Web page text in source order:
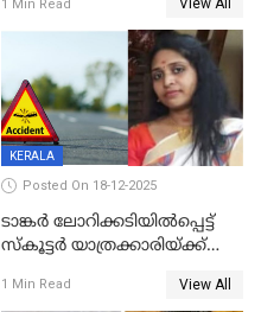
വാർഡിലെ എൽഡിഎഫ്
സ്ഥാനാർത്ഥി
1 Min Read View All
KERALA
Posted On 18-12-2025
ടാങ്കർ ലോറിക്കടിയിൽപ്പെട്ട്
സ്കൂട്ടർ യാത്രക്കാരിയ്ക്ക്
കണ്ടോത്ത് ദേശീയ പാതയിൽ
1 Min Read View All